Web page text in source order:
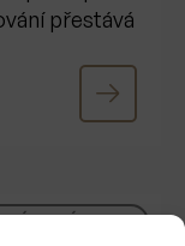
přestává
TRHY